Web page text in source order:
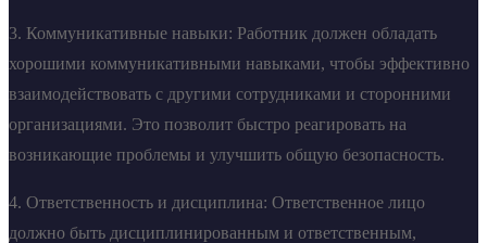
3. Коммуникативные навыки: Работник должен обладать
хорошими коммуникативными навыками, чтобы эффективно
взаимодействовать с другими сотрудниками и сторонними
организациями. Это позволит быстро реагировать на
возникающие проблемы и улучшить общую безопасность.
4. Ответственность и дисциплина: Ответственное лицо
должно быть дисциплинированным и ответственным,